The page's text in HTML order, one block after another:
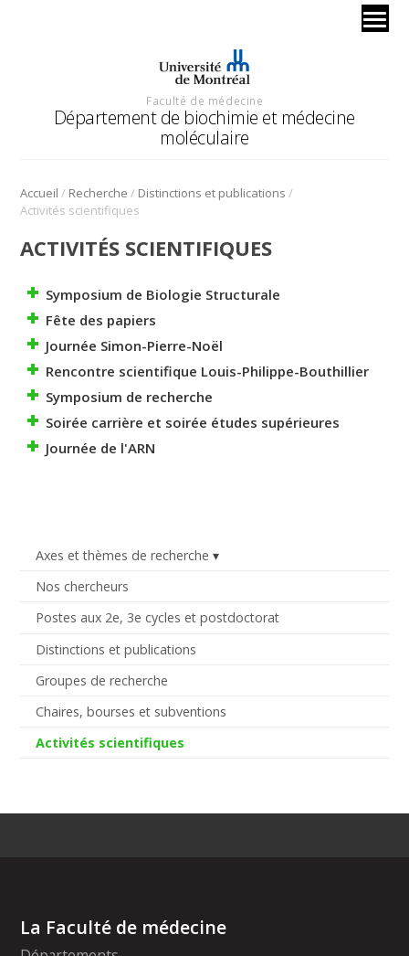
Faculté de médecine
Département de biochimie et médecine
moléculaire
Accueil / Recherche / Distinctions et publications /
Activités scientifiques
Axes et thèmes de recherche
Nos chercheurs
Postes aux 2e, 3e cycles et postdoctorat
Distinctions et publications
Groupes de recherche
Chaires, bourses et subventions
Activités scientifiques
ACTIVITÉS SCIENTIFIQUES
Symposium de Biologie Structurale
Fête des papiers
Journée Simon-Pierre-Noël
Rencontre scientifique Louis-Philippe-Bouthillier
Symposium de recherche
Soirée carrière et soirée études supérieures
Journée de l'ARN
La Faculté de médecine